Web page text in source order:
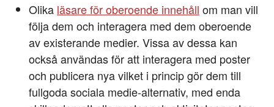
Olika läsare för oberoende innehåll om man vill
följa dem och interagera med dem oberoende
av existerande medier. Vissa av dessa kan
också användas för att interagera med poster
och publicera nya vilket i princip gör dem till
fullgoda sociala medie-alternativ, med enda